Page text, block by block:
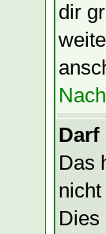
dir
Darf
Das
Dies